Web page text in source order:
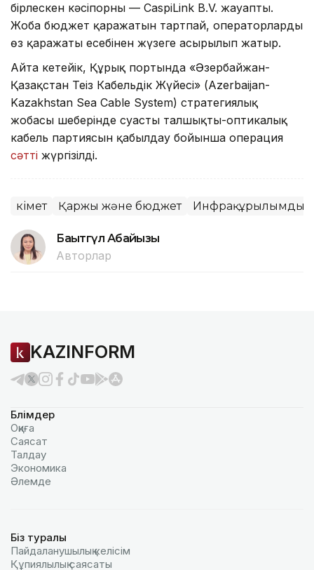
бірлескен кәсіпорны — CaspiLink B.V. жауапты.
Жоба бюджет қаражатын тартпай, операторлардың
өз қаражаты есебінен жүзеге асырылып жатыр.
Айта кетейік, Құрық портында «Әзербайжан-
Қазақстан Теңіз Кабельдік Жүйесі» (Azerbaijan-
Kazakhstan Sea Cable System) стратегиялық
жобасы шеңберінде суасты талшықты-оптикалық
кабель партиясын қабылдау бойынша операция
сәтті жүргізілді.
Үкімет Қаржы және бюджет Инфрақұрылымдық
Бақытгүл Абайқызы
Авторлар
KAZINFORM
Бөлімдер
Оқиға
Саясат
Талдау
Экономика
Әлемде
Біз туралы
Пайдаланушылық келiciм
Құпиялылық саясаты